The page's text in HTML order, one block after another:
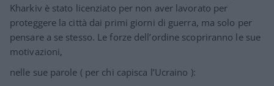
Kharkiv è stato licenziato per non aver lavorato per
proteggere la città dai primi giorni di guerra, ma solo per
pensare a se stesso. Le forze dell’ordine scopriranno le sue
motivazioni,
nelle sue parole ( per chi capisca l’Ucraino ):